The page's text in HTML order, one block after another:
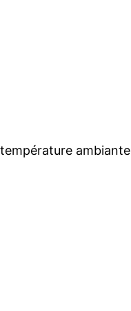
ambiante